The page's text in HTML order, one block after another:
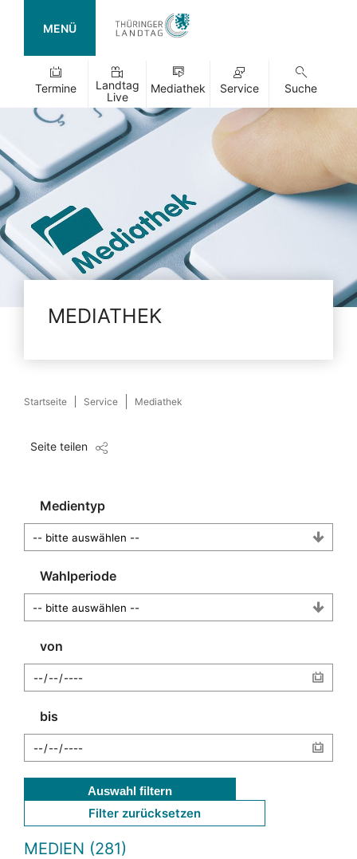
MENÜ
Termine
Landtag
Live
Mediathek Service Suche
MEDIATHEK
Startseite Service Mediathek
Seite teilen
Medientyp
Wahlperiode
von
bis
Auswahl filtern
Filter zurücksetzen
MEDIEN (281)